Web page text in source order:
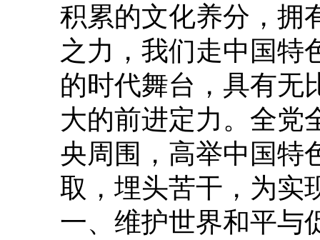
积累的文化养分，拥
之力，我们走中国特
的时代舞台，具有无
大的前进定力。全党
央周围，高举中国特
取，埋头苦干，为实
一、维护世界和平与